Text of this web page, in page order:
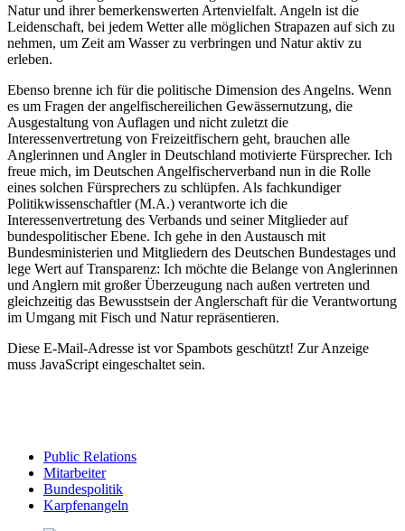
Natur und ihrer bemerkenswerten Artenvielfalt. Angeln ist die
Leidenschaft, bei jedem Wetter alle möglichen Strapazen auf sich zu
nehmen, um Zeit am Wasser zu verbringen und Natur aktiv zu
erleben.
Ebenso brenne ich für die politische Dimension des Angelns. Wenn
es um Fragen der angelfischereilichen Gewässernutzung, die
Ausgestaltung von Auflagen und nicht zuletzt die
Interessenvertretung von Freizeitfischern geht, brauchen alle
Anglerinnen und Angler in Deutschland motivierte Fürsprecher. Ich
freue mich, im Deutschen Angelfischerverband nun in die Rolle
eines solchen Fürsprechers zu schlüpfen. Als fachkundiger
Politikwissenschaftler (M.A.) verantworte ich die
Interessenvertretung des Verbands und seiner Mitglieder auf
bundespolitischer Ebene. Ich gehe in den Austausch mit
Bundesministerien und Mitgliedern des Deutschen Bundestages und
lege Wert auf Transparenz: Ich möchte die Belange von Anglerinnen
und Anglern mit großer Überzeugung nach außen vertreten und
gleichzeitig das Bewusstsein der Anglerschaft für die Verantwortung
im Umgang mit Fisch und Natur repräsentieren.
Diese E-Mail-Adresse ist vor Spambots geschützt! Zur Anzeige
muss JavaScript eingeschaltet sein.
Public Relations
Mitarbeiter
Bundespolitik
Karpfenangeln